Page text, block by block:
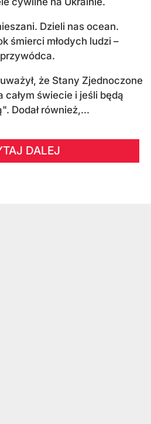
Dzieli nas ocean.
śmierci młodych ludzi –
że Stany Zjednoczone
całym świecie i jeśli będą
Dodał również,...
DALEJ